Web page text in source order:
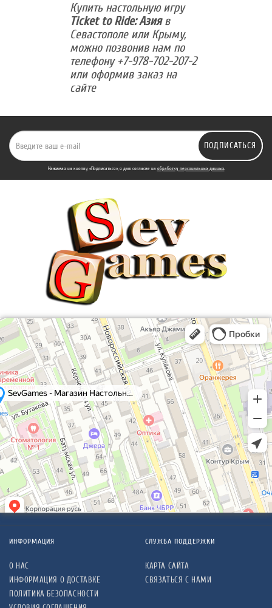
Купить настольную игру
Ticket to Ride: Азияв
Севастополе или Крыму,
можно позвонив нам по
телефону +7-978-702-207-2
или оформив заказ на
сайте
ПОДПИСАТЬСЯ
Нажимая на кнопку «Подписаться», я даю cогласие на обработку персональных данных.
ИНФОРМАЦИЯ
О НАС
ИНФОРМАЦИЯ О ДОСТАВКЕ
ПОЛИТИКА БЕЗОПАСНОСТИ
СЛУЖБА ПОДДЕРЖКИ
КАРТА САЙТА
СВЯЗАТЬСЯ С НАМИ